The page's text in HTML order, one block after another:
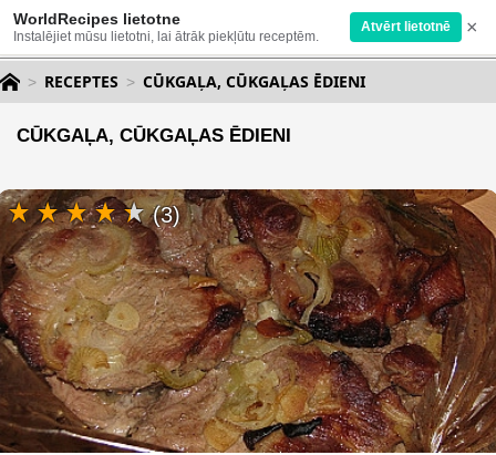
WorldRecipes lietotne
Instalējiet mūsu lietotni, lai ātrāk piekļūtu receptēm.
Atvērt lietotnē ×
RECEPTES CŪKGAĻA, CŪKGAĻAS ĒDIENI
CŪKGAĻA, CŪKGAĻAS ĒDIENI
(3)